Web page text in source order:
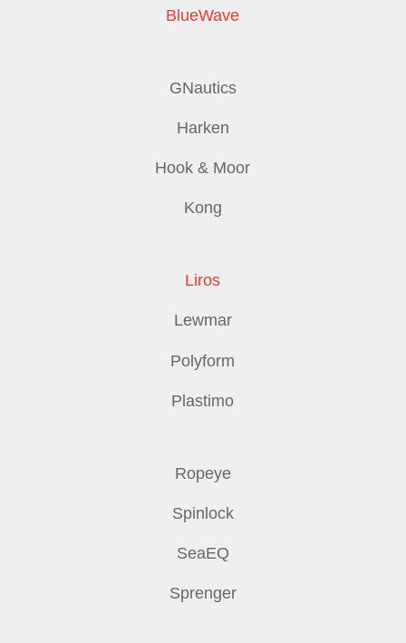
BlueWave
GNautics
Harken
Hook & Moor
Kong
Liros
Lewmar
Polyform
Plastimo
Ropeye
Spinlock
SeaEQ
Sprenger